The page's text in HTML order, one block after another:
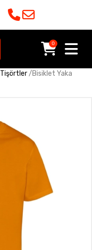
0
/Bisiklet Yaka